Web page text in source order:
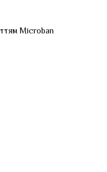
Microban